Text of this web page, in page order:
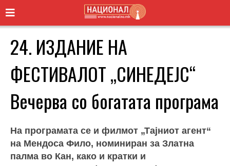
24. ИЗДАНИЕ НА
ФЕСТИВАЛОТ „СИНЕДЕЈС“
Вечерва со богатата програма
На програмата се и филмот „Тајниот агент“
на Мендоса Фило, номиниран за Златна
палма во Кан, како и кратки и